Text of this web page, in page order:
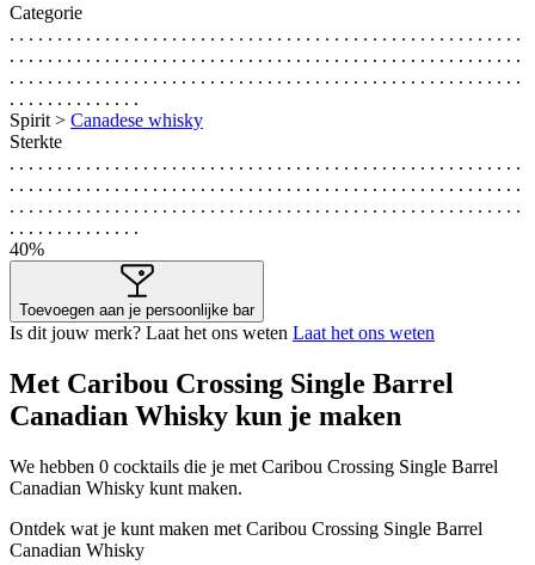
Categorie
. . . . . . . . . . . . . . . . . . . . . . . . . . . . . . . . . . . . . . . . . . . . . . . . . . . . . .
. . . . . . . . . . . . . . . . . . . . . . . . . . . . . . . . . . . . . . . . . . . . . . . . . . . . . .
. . . . . . . . . . . . . . . . . . . . . . . . . . . . . . . . . . . . . . . . . . . . . . . . . . . . . .
. . . . . . . . . . . . . .
Spirit > Canadese whisky
Sterkte
. . . . . . . . . . . . . . . . . . . . . . . . . . . . . . . . . . . . . . . . . . . . . . . . . . . . . .
. . . . . . . . . . . . . . . . . . . . . . . . . . . . . . . . . . . . . . . . . . . . . . . . . . . . . .
. . . . . . . . . . . . . . . . . . . . . . . . . . . . . . . . . . . . . . . . . . . . . . . . . . . . . .
. . . . . . . . . . . . . .
40%
Toevoegen aan je persoonlijke bar
Is dit jouw merk? Laat het ons weten Laat het ons weten
Met Caribou Crossing Single Barrel
Canadian Whisky kun je maken
We hebben 0 cocktails die je met Caribou Crossing Single Barrel
Canadian Whisky kunt maken.
Ontdek wat je kunt maken met Caribou Crossing Single Barrel
Canadian Whisky